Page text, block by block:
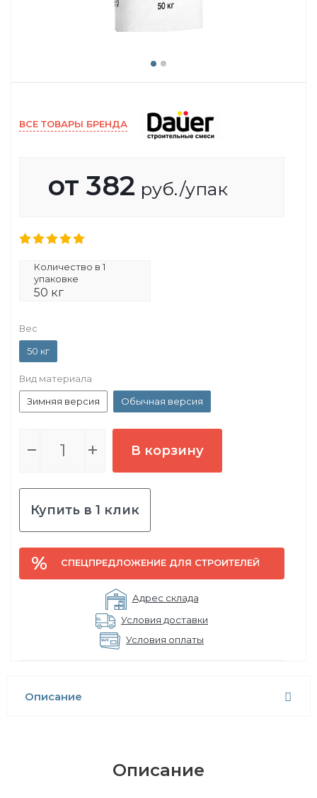
ВСЕ ТОВАРЫ БРЕНДА
от 382 руб./упак
Количество в 1
упаковке
50 кг
Вес
50 кг
Вид материала
Зимняя версия
Обычная версия
В корзину
Купить в 1 клик
СПЕЦПРЕДЛОЖЕНИЕ ДЛЯ СТРОИТЕЛЕЙ
Адрес склада
Условия доставки
Условия оплаты
Описание
Описание